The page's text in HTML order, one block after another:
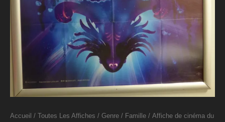
Accueil / Toutes Les Affiches / Genre / Famille / Affiche de cinéma du